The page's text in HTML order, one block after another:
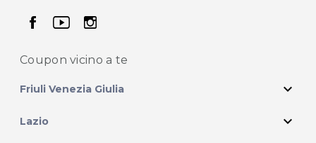
seguici su facebook
seguici su youtube
seguici su instagram
Coupon vicino a te
Friuli Venezia Giulia expand_more
Lazio expand_more